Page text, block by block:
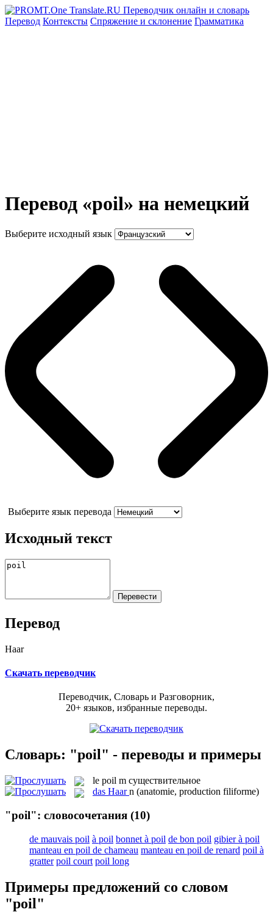
Перевод Контексты Спряжение и склонение Грамматика
Перевод «poil» на немецкий
Выберите исходный язык
Выберите язык перевода
Исходный текст
Перевод
Haar
Скачать переводчик
Переводчик, Словарь и Разговорник,
20+ языков, избранные переводы.
Словарь: "poil" - переводы и примеры
le poil m существительное
das Haar n (anatomie, production filiforme)
"poil": словосочетания (10)
de mauvais poil à poil bonnet à poil de bon poil gibier à poil
manteau en poil de chameau manteau en poil de renard poil à
gratter poil court poil long
Примеры предложений со словом
"poil"